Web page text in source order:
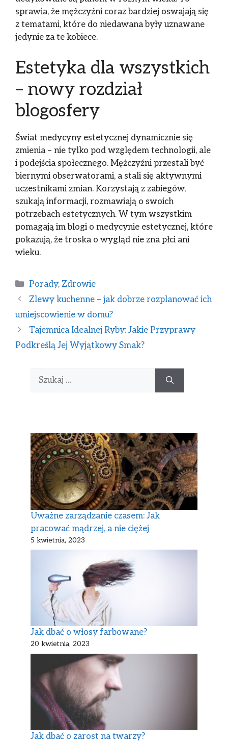
sprawia, że mężczyźni coraz bardziej oswajają się
z tematami, które do niedawana były uznawane
jedynie za te kobiece.
Estetyka dla wszystkich
– nowy rozdział
blogosfery
Świat medycyny estetycznej dynamicznie się
zmienia – nie tylko pod względem technologii, ale
i podejścia społecznego. Mężczyźni przestali być
biernymi obserwatorami, a stali się aktywnymi
uczestnikami zmian. Korzystają z zabiegów,
szukają informacji, rozmawiają o swoich
potrzebach estetycznych. W tym wszystkim
pomagają im blogi o medycynie estetycznej, które
pokazują, że troska o wygląd nie zna płci ani
wieku.
Porady,Zdrowie
Zlewy kuchenne – jak dobrze rozplanować ich
umiejscowienie w domu?
Tajemnica Idealnej Ryby: Jakie Przyprawy
Podkreślą Jej Wyjątkowy Smak?
Uważne zarządzanie czasem: Jak
pracować mądrzej, a nie ciężej
5 kwietnia, 2023
Jak dbać o włosy farbowane?
20 kwietnia, 2023
Jak dbać o zarost na twarzy?